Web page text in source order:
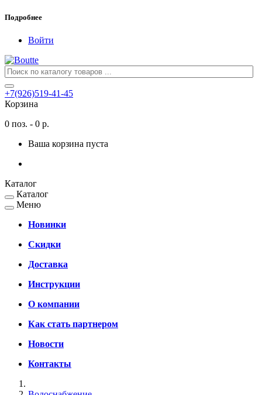
Подробнее
Войти
+7(926)519-41-45
Корзина
0 поз. - 0 р.
Ваша корзина пуста
Каталог
Каталог
Меню
Новинки
Скидки
Доставка
Инструкции
О компании
Как стать партнером
Новости
Контакты